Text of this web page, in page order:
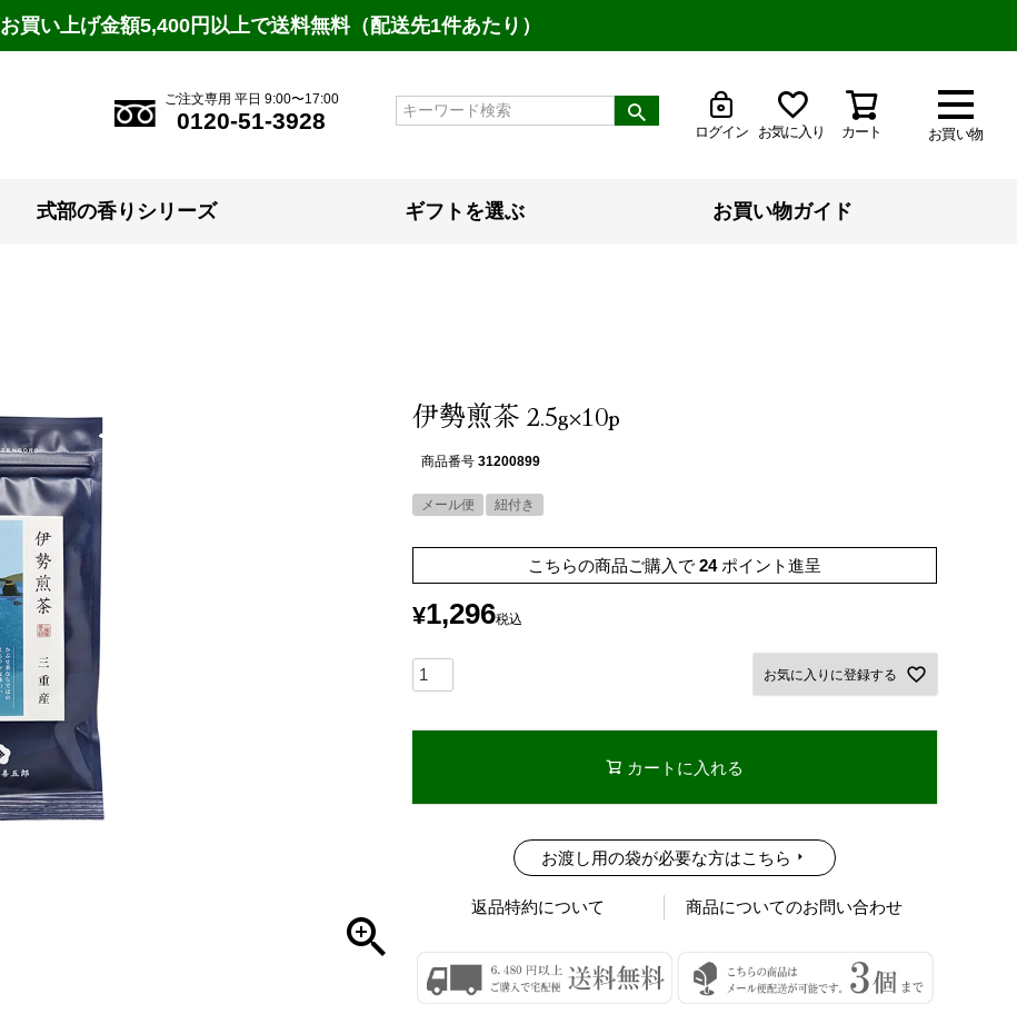
お買い上げ金額5,400円以上で送料無料（配送先1件あたり）
お買い物
ご注文専用 平日 9:00〜17:00
0120-51-3928 ログイン お気に入り カート
式部の香りシリーズ ギフトを選ぶ お買い物ガイド
伊勢煎茶 2.5g×10p
商品番号 31200899
メール便 紐付き
こちらの商品ご購入で 24 ポイント進呈
¥1,296税込
お気に入りに登録する
カートに入れる
お渡し用の袋が必要な方はこちら
返品特約について 商品についてのお問い合わせ